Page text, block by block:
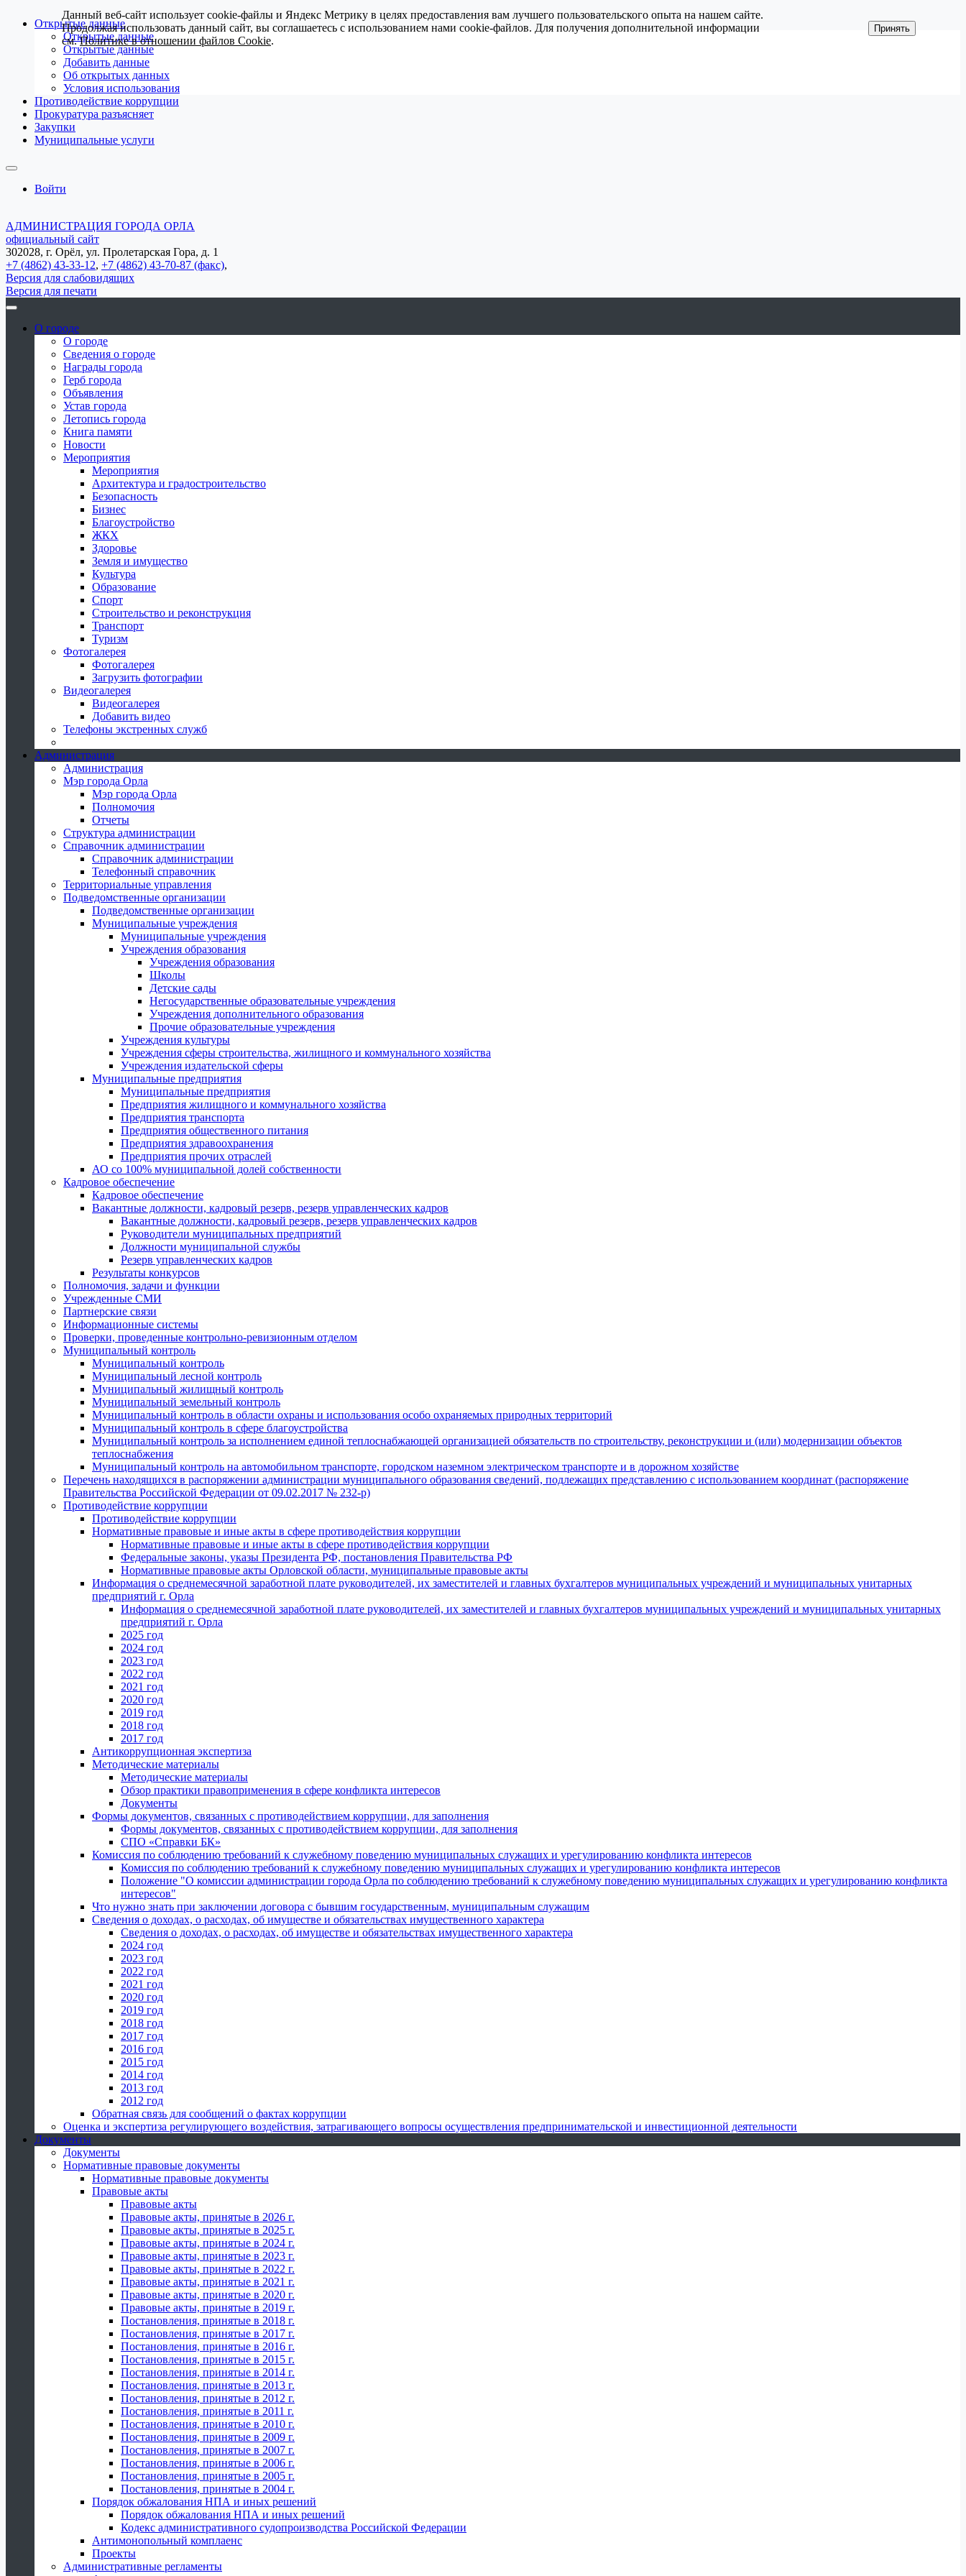
Открытые данные
Открытые данные
Открытые данные
Добавить данные
Об открытых данных
Условия использования
Противодействие коррупции
Прокуратура разъясняет
Закупки
Муниципальные услуги
Войти
АДМИНИСТРАЦИЯ ГОРОДА ОРЛА
официальный сайт
302028, г. Орёл, ул. Пролетарская Гора, д. 1
+7 (4862) 43-33-12, +7 (4862) 43-70-87 (факс),
Версия для слабовидящих
Версия для печати
О городе
О городе
Сведения о городе
Награды города
Герб города
Объявления
Устав города
Летопись города
Книга памяти
Новости
Мероприятия
Мероприятия
Архитектура и градостроительство
Безопасность
Бизнес
Благоустройство
ЖКХ
Здоровье
Земля и имущество
Культура
Образование
Спорт
Строительство и реконструкция
Транспорт
Туризм
Фотогалерея
Фотогалерея
Загрузить фотографии
Видеогалерея
Видеогалерея
Добавить видео
Телефоны экстренных служб
Администрация
Администрация
Мэр города Орла
Мэр города Орла
Полномочия
Отчеты
Структура администрации
Справочник администрации
Справочник администрации
Телефонный справочник
Территориальные управления
Подведомственные организации
Подведомственные организации
Муниципальные учреждения
Муниципальные учреждения
Учреждения образования
Учреждения образования
Школы
Детские сады
Негосударственные образовательные учреждения
Учреждения дополнительного образования
Прочие образовательные учреждения
Учреждения культуры
Учреждения сферы строительства, жилищного и коммунального хозяйства
Учреждения издательской сферы
Муниципальные предприятия
Муниципальные предприятия
Предприятия жилищного и коммунального хозяйства
Предприятия транспорта
Предприятия общественного питания
Предприятия здравоохранения
Предприятия прочих отраслей
АО со 100% муниципальной долей собственности
Кадровое обеспечение
Кадровое обеспечение
Вакантные должности, кадровый резерв, резерв управленческих кадров
Вакантные должности, кадровый резерв, резерв управленческих кадров
Руководители муниципальных предприятий
Должности муниципальной службы
Резерв управленческих кадров
Результаты конкурсов
Полномочия, задачи и функции
Учрежденные СМИ
Партнерские связи
Информационные системы
Проверки, проведенные контрольно-ревизионным отделом
Муниципальный контроль
Муниципальный контроль
Муниципальный лесной контроль
Муниципальный жилищный контроль
Муниципальный земельный контроль
Муниципальный контроль в области охраны и использования особо охраняемых природных территорий
Муниципальный контроль в сфере благоустройства
Муниципальный контроль за исполнением единой теплоснабжающей организацией обязательств по строительству, реконструкции и (или) модернизации объектов
теплоснабжения
Муниципальный контроль на автомобильном транспорте, городском наземном электрическом транспорте и в дорожном хозяйстве
Перечень находящихся в распоряжении администрации муниципального образования сведений, подлежащих представлению с использованием координат (распоряжение
Правительства Российской Федерации от 09.02.2017 № 232-р)
Противодействие коррупции
Противодействие коррупции
Нормативные правовые и иные акты в сфере противодействия коррупции
Нормативные правовые и иные акты в сфере противодействия коррупции
Федеральные законы, указы Президента РФ, постановления Правительства РФ
Нормативные правовые акты Орловской области, муниципальные правовые акты
Информация о среднемесячной заработной плате руководителей, их заместителей и главных бухгалтеров муниципальных учреждений и муниципальных унитарных
предприятий г. Орла
Информация о среднемесячной заработной плате руководителей, их заместителей и главных бухгалтеров муниципальных учреждений и муниципальных унитарных
предприятий г. Орла
2025 год
2024 год
2023 год
2022 год
2021 год
2020 год
2019 год
2018 год
2017 год
Антикоррупционная экспертиза
Методические материалы
Методические материалы
Обзор практики правоприменения в сфере конфликта интересов
Документы
Формы документов, связанных с противодействием коррупции, для заполнения
Формы документов, связанных с противодействием коррупции, для заполнения
СПО «Справки БК»
Комиссия по соблюдению требований к служебному поведению муниципальных служащих и урегулированию конфликта интересов
Комиссия по соблюдению требований к служебному поведению муниципальных служащих и урегулированию конфликта интересов
Положение "О комиссии администрации города Орла по соблюдению требований к служебному поведению муниципальных служащих и урегулированию конфликта
интересов"
Что нужно знать при заключении договора с бывшим государственным, муниципальным служащим
Сведения о доходах, о расходах, об имуществе и обязательствах имущественного характера
Сведения о доходах, о расходах, об имуществе и обязательствах имущественного характера
2024 год
2023 год
2022 год
2021 год
2020 год
2019 год
2018 год
2017 год
2016 год
2015 год
2014 год
2013 год
2012 год
Обратная связь для сообщений о фактах коррупции
Оценка и экспертиза регулирующего воздействия, затрагивающего вопросы осуществления предпринимательской и инвестиционной деятельности
Документы
Документы
Нормативные правовые документы
Нормативные правовые документы
Правовые акты
Правовые акты
Правовые акты, принятые в 2026 г.
Правовые акты, принятые в 2025 г.
Правовые акты, принятые в 2024 г.
Правовые акты, принятые в 2023 г.
Правовые акты, принятые в 2022 г.
Правовые акты, принятые в 2021 г.
Правовые акты, принятые в 2020 г.
Правовые акты, принятые в 2019 г.
Постановления, принятые в 2018 г.
Постановления, принятые в 2017 г.
Постановления, принятые в 2016 г.
Постановления, принятые в 2015 г.
Постановления, принятые в 2014 г.
Постановления, принятые в 2013 г.
Постановления, принятые в 2012 г.
Постановления, принятые в 2011 г.
Постановления, принятые в 2010 г.
Постановления, принятые в 2009 г.
Постановления, принятые в 2007 г.
Постановления, принятые в 2006 г.
Постановления, принятые в 2005 г.
Постановления, принятые в 2004 г.
Порядок обжалования НПА и иных решений
Порядок обжалования НПА и иных решений
Кодекс административного судопроизводства Российской Федерации
Антимонопольный комплаенс
Проекты
Административные регламенты
Данный веб-сайт использует cookie-файлы и Яндекс Метрику в целях предоставления вам лучшего пользовательского опыта на нашем сайте.
Продолжая использовать данный сайт, вы соглашаетесь с использованием нами cookie-файлов. Для получения дополнительной информации
см.Политике в отношении файлов Cookie.
Принять